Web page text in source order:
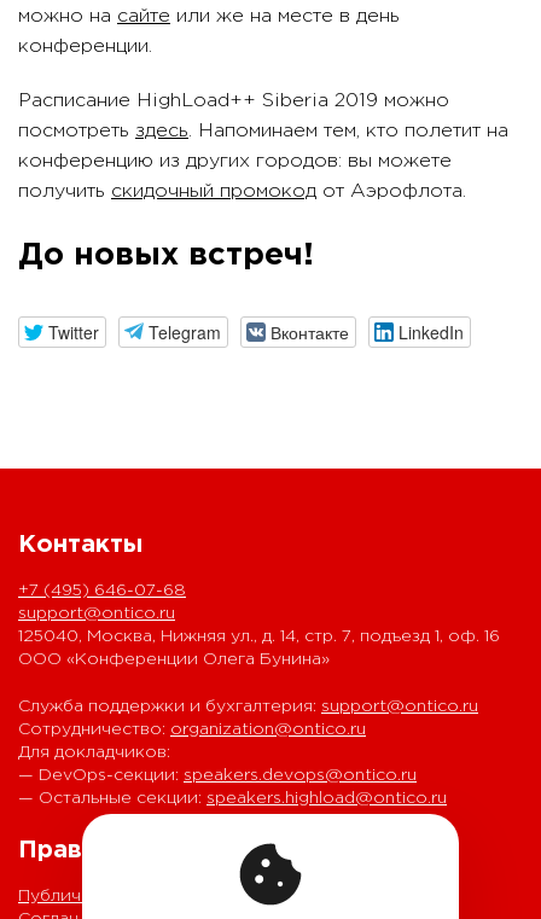
можно на сайте или же на месте в день
конференции.
Расписание HighLoad++ Siberia 2019 можно
посмотреть здесь . Напоминаем тем, кто полетит на
конференцию из других городов: вы можете
получить скидочный промокод от Аэрофлота.
До новых встреч!
Twitter Telegram Вконтакте LinkedIn
Контакты
+7 (495) 646-07-68
support@ontico.ru
125040, Москва, Нижняя ул., д. 14, стр. 7, подъезд 1, оф. 16
ООО «Конференции Олега Бунина»
Служба поддержки и бухгалтерия: support@ontico.ru
Сотрудничество: organization@ontico.ru
Для докладчиков:
— DevOps-секции: speakers.devops@ontico.ru
— Остальные секции: speakers.highload@ontico.ru
Правовая информация
Публичная оферта